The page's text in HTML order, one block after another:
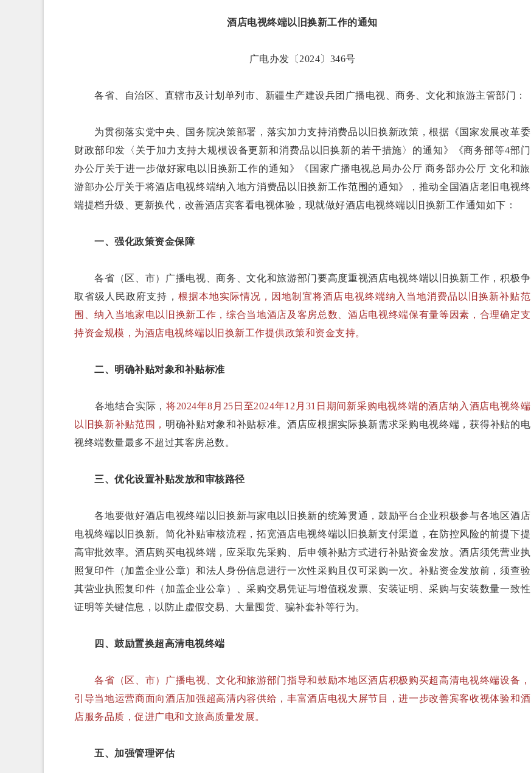
酒店电视终端以旧换新工作的通知
广电办发〔2024〕346号
各省、自治区、直辖市及计划单列市、新疆生产建设兵团广播电视、商务、文化和旅游主管部门：
为贯彻落实党中央、国务院决策部署，落实加力支持消费品以旧换新政策，根据《国家发展改革委
财政部印发〈关于加力支持大规模设备更新和消费品以旧换新的若干措施〉的通知》《商务部等4部门
办公厅关于进一步做好家电以旧换新工作的通知》《国家广播电视总局办公厅 商务部办公厅 文化和旅
游部办公厅关于将酒店电视终端纳入地方消费品以旧换新工作范围的通知》，推动全国酒店老旧电视终
端提档升级、更新换代，改善酒店宾客看电视体验，现就做好酒店电视终端以旧换新工作通知如下：
一、强化政策资金保障
各省（区、市）广播电视、商务、文化和旅游部门要高度重视酒店电视终端以旧换新工作，积极争
取省级人民政府支持， 根据本地实际情况，因地制宜将酒店电视终端纳入当地消费品以旧换新补贴范
围、纳入当地家电以旧换新工作，综合当地酒店及客房总数、酒店电视终端保有量等因素，合理确定支
持资金规模，为酒店电视终端以旧换新工作提供政策和资金支持。
二、明确补贴对象和补贴标准
各地结合实际，将2024年8月25日至2024年12月31日期间新采购电视终端的酒店纳入酒店电视终端
以旧换新补贴范围， 明确补贴对象和补贴标准。酒店应根据实际换新需求采购电视终端，获得补贴的电
视终端数量最多不超过其客房总数。
三、优化设置补贴发放和审核路径
各地要做好酒店电视终端以旧换新与家电以旧换新的统筹贯通，鼓励平台企业积极参与各地区酒店
电视终端以旧换新。简化补贴审核流程，拓宽酒店电视终端以旧换新支付渠道，在防控风险的前提下提
高审批效率。酒店购买电视终端，应采取先采购、后申领补贴方式进行补贴资金发放。酒店须凭营业执
照复印件（加盖企业公章）和法人身份信息进行一次性采购且仅可采购一次。补贴资金发放前，须查验
其营业执照复印件（加盖企业公章）、采购交易凭证与增值税发票、安装证明、采购与安装数量一致性
证明等关键信息，以防止虚假交易、大量囤货、骗补套补等行为。
四、鼓励置换超高清电视终端
各省（区、市）广播电视、文化和旅游部门指导和鼓励本地区酒店积极购买超高清电视终端设备，
引导当地运营商面向酒店加强超高清内容供给，丰富酒店电视大屏节目，进一步改善宾客收视体验和酒
店服务品质，促进广电和文旅高质量发展。
五、加强管理评估